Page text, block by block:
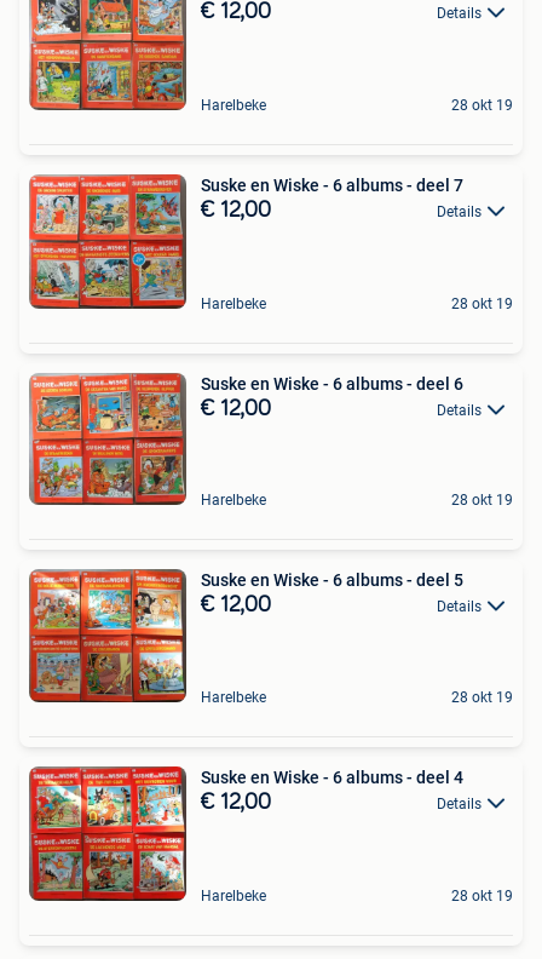
€ 12,00 Details
Harelbeke 28 okt 19
Suske en Wiske - 6 albums - deel 7
€ 12,00 Details
Harelbeke 28 okt 19
Suske en Wiske - 6 albums - deel 6
€ 12,00 Details
Harelbeke 28 okt 19
Suske en Wiske - 6 albums - deel 5
€ 12,00 Details
Harelbeke 28 okt 19
Suske en Wiske - 6 albums - deel 4
€ 12,00 Details
Harelbeke 28 okt 19